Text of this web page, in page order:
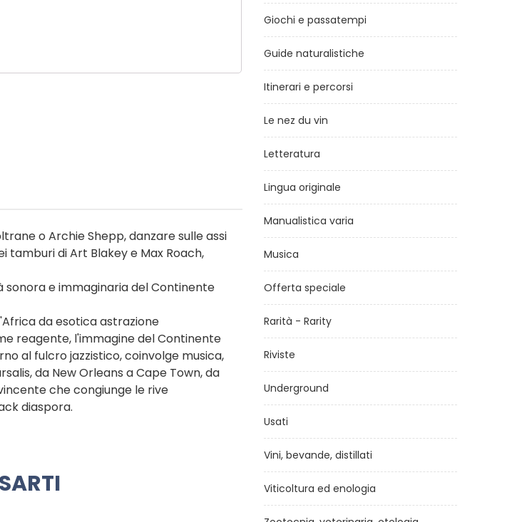
o Archie Shepp, danzare sulle assi
tamburi di Art Blakey e Max Roach,
e immaginaria del Continente
da esotica astrazione
reagente, l'immagine del Continente
al fulcro jazzistico, coinvolge musica,
da New Orleans a Cape Town, da
che congiunge le rive
diaspora.
Giochi e passatempi
Guide naturalistiche
Itinerari e percorsi
Le nez du vin
Letteratura
Lingua originale
Manualistica varia
Musica
Offerta speciale
Rarità - Rarity
Riviste
Underground
Usati
Vini, bevande, distillati
Viticoltura ed enologia